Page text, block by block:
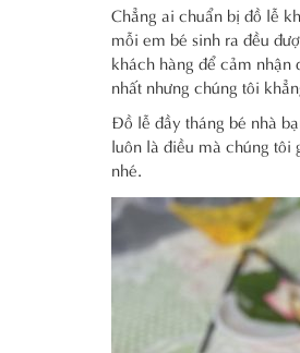
Chẳng ai chuẩn bị đồ lễ
mỗi em bé sinh ra đều
khách hàng để cảm
nhất nhưng chúng tôi
Đồ lễ đầy tháng bé nhà
luôn là điều mà chúng tôi
nhé.